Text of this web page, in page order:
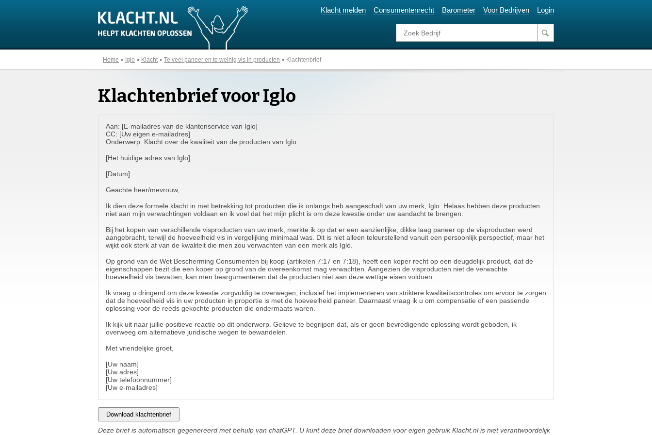
Klacht melden Consumentenrecht Barometer Voor Bedrijven Login
Home Iglo Klacht Te veel paneer en te weinig vis in producten Klachtenbrief
Klachtenbrief voor Iglo
Aan: [E-mailadres van de klantenservice van Iglo]
CC: [Uw eigen e-mailadres]
Onderwerp: Klacht over de kwaliteit van de producten van Iglo
[Het huidige adres van Iglo]
[Datum]
Geachte heer/mevrouw,
Ik dien deze formele klacht in met betrekking tot producten die ik onlangs heb aangeschaft van uw merk, Iglo. Helaas hebben deze producten
niet aan mijn verwachtingen voldaan en ik voel dat het mijn plicht is om deze kwestie onder uw aandacht te brengen.
Bij het kopen van verschillende visproducten van uw merk, merkte ik op dat er een aanzienlijke, dikke laag paneer op de visproducten werd
aangebracht, terwijl de hoeveelheid vis in vergelijking minimaal was. Dit is niet alleen teleurstellend vanuit een persoonlijk perspectief, maar het
wijkt ook sterk af van de kwaliteit die men zou verwachten van een merk als Iglo.
Op grond van de Wet Bescherming Consumenten bij koop (artikelen 7:17 en 7:18), heeft een koper recht op een deugdelijk product, dat de
eigenschappen bezit die een koper op grond van de overeenkomst mag verwachten. Aangezien de visproducten niet de verwachte
hoeveelheid vis bevatten, kan men beargumenteren dat de producten niet aan deze wettige eisen voldoen.
Ik vraag u dringend om deze kwestie zorgvuldig te overwegen, inclusief het implementeren van striktere kwaliteitscontroles om ervoor te zorgen
dat de hoeveelheid vis in uw producten in proportie is met de hoeveelheid paneer. Daarnaast vraag ik u om compensatie of een passende
oplossing voor de reeds gekochte producten die ondermaats waren.
Ik kijk uit naar jullie positieve reactie op dit onderwerp. Gelieve te begrijpen dat, als er geen bevredigende oplossing wordt geboden, ik
overweeg om alternatieve juridische wegen te bewandelen.
Met vriendelijke groet,
[Uw naam]
[Uw adres]
[Uw telefoonnummer]
[Uw e-mailadres]
Download klachtenbrief
Deze brief is automatisch gegenereerd met behulp van chatGPT. U kunt deze brief downloaden voor eigen gebruik Klacht.nl is niet verantwoordelijk